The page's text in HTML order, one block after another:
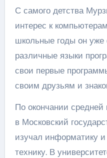
С самого детства
интерес к
школьные годы он уже
различные языки
свои первые
своим друзьям и
По окончании
в Московский
изучал информатику
технику. В